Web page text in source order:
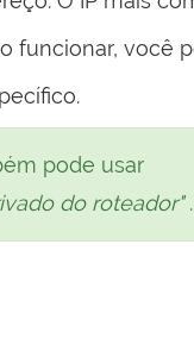
funcionar, você
pode usar
do roteador".